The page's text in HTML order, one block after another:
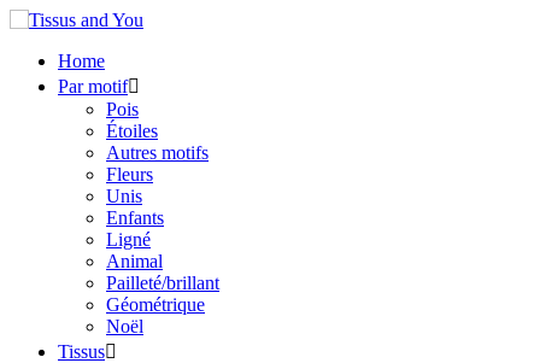
Home
Par motif
Pois
Étoiles
Autres motifs
Fleurs
Unis
Enfants
Ligné
Animal
Pailleté/brillant
Géométrique
Noël
Tissus